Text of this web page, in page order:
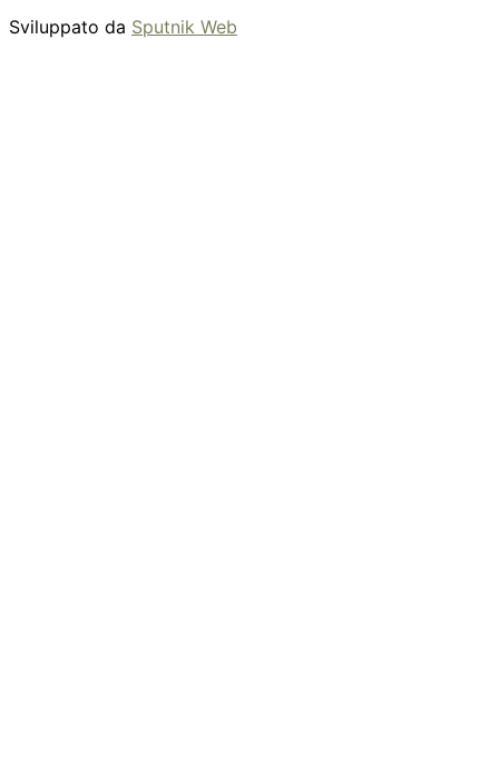
Sviluppato da Sputnik Web